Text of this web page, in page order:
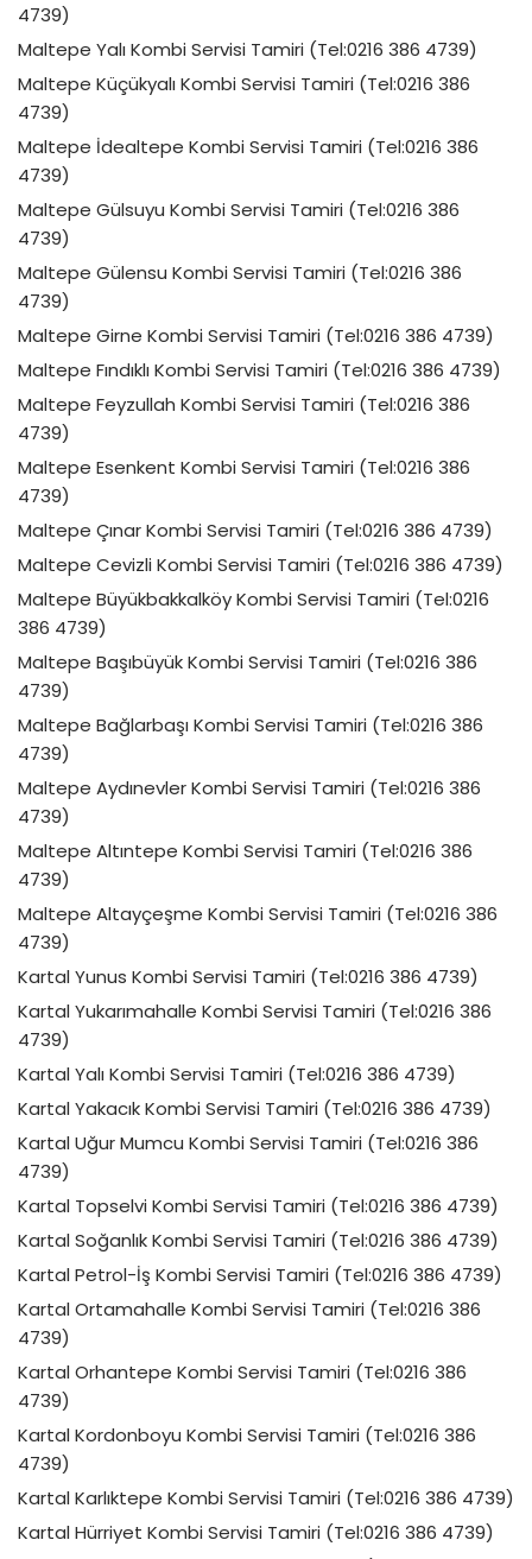
4739)
Maltepe Yalı Kombi Servisi Tamiri (Tel:0216 386 4739)
Maltepe Küçükyalı Kombi Servisi Tamiri (Tel:0216 386
4739)
Maltepe İdealtepe Kombi Servisi Tamiri (Tel:0216 386
4739)
Maltepe Gülsuyu Kombi Servisi Tamiri (Tel:0216 386
4739)
Maltepe Gülensu Kombi Servisi Tamiri (Tel:0216 386
4739)
Maltepe Girne Kombi Servisi Tamiri (Tel:0216 386 4739)
Maltepe Fındıklı Kombi Servisi Tamiri (Tel:0216 386 4739)
Maltepe Feyzullah Kombi Servisi Tamiri (Tel:0216 386
4739)
Maltepe Esenkent Kombi Servisi Tamiri (Tel:0216 386
4739)
Maltepe Çınar Kombi Servisi Tamiri (Tel:0216 386 4739)
Maltepe Cevizli Kombi Servisi Tamiri (Tel:0216 386 4739)
Maltepe Büyükbakkalköy Kombi Servisi Tamiri (Tel:0216
386 4739)
Maltepe Başıbüyük Kombi Servisi Tamiri (Tel:0216 386
4739)
Maltepe Bağlarbaşı Kombi Servisi Tamiri (Tel:0216 386
4739)
Maltepe Aydınevler Kombi Servisi Tamiri (Tel:0216 386
4739)
Maltepe Altıntepe Kombi Servisi Tamiri (Tel:0216 386
4739)
Maltepe Altayçeşme Kombi Servisi Tamiri (Tel:0216 386
4739)
Kartal Yunus Kombi Servisi Tamiri (Tel:0216 386 4739)
Kartal Yukarımahalle Kombi Servisi Tamiri (Tel:0216 386
4739)
Kartal Yalı Kombi Servisi Tamiri (Tel:0216 386 4739)
Kartal Yakacık Kombi Servisi Tamiri (Tel:0216 386 4739)
Kartal Uğur Mumcu Kombi Servisi Tamiri (Tel:0216 386
4739)
Kartal Topselvi Kombi Servisi Tamiri (Tel:0216 386 4739)
Kartal Soğanlık Kombi Servisi Tamiri (Tel:0216 386 4739)
Kartal Petrol-İş Kombi Servisi Tamiri (Tel:0216 386 4739)
Kartal Ortamahalle Kombi Servisi Tamiri (Tel:0216 386
4739)
Kartal Orhantepe Kombi Servisi Tamiri (Tel:0216 386
4739)
Kartal Kordonboyu Kombi Servisi Tamiri (Tel:0216 386
4739)
Kartal Karlıktepe Kombi Servisi Tamiri (Tel:0216 386 4739)
Kartal Hürriyet Kombi Servisi Tamiri (Tel:0216 386 4739)